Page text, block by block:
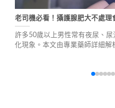
老司機必看！攝護腺肥大不處理
許多50歲以上男性常有夜尿、
化現象。本文由專業藥師詳細解